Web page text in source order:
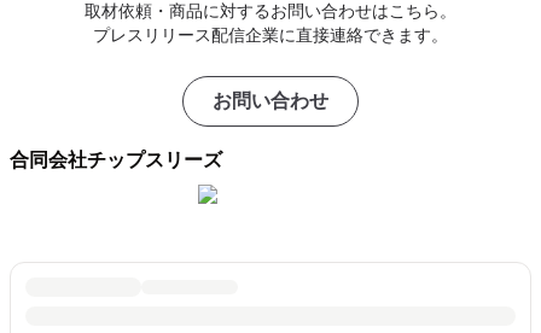
取材依頼・商品に対するお問い合わせはこちら。
プレスリリース配信企業に直接連絡できます。
お問い合わせ
合同会社チップスリーズ